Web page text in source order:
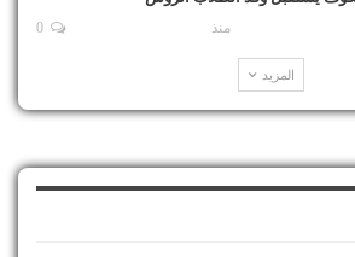
منذ
المزيد